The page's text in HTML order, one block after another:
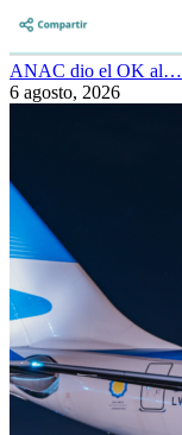
ANAC dio el OK al…
6 agosto, 2026